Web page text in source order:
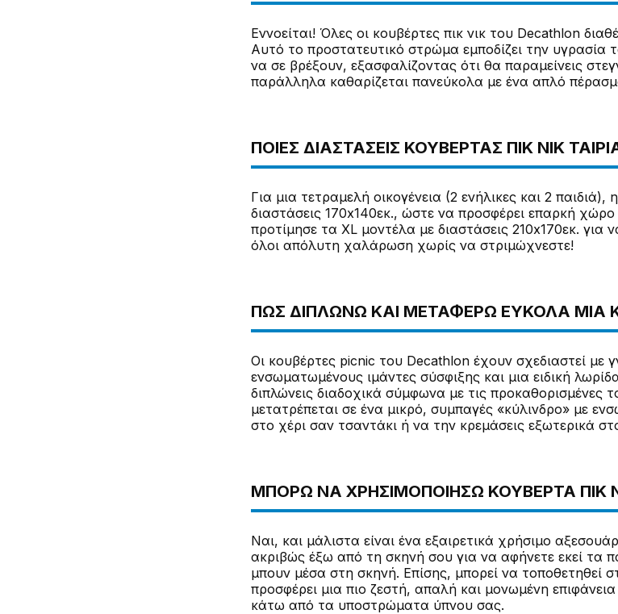
Εννοείται! Όλες οι κουβέρτες πικ νικ του Decathlon
Αυτό το προστατευτικό στρώμα εμποδίζει την
να σε βρέξουν, εξασφαλίζοντας ότι θα παραμείνεις
παράλληλα καθαρίζεται πανεύκολα με ένα απλό
ΠΟΙΕΣ ΔΙΑΣΤΆΣΕΙΣ ΚΟΥΒΈΡΤΑΣ ΠΙΚ ΝΙΚ
Για μια τετραμελή οικογένεια (2 ενήλικες και 2 παιδιά),
διαστάσεις 170x140εκ., ώστε να προσφέρει επαρκή
προτίμησε τα XL μοντέλα με διαστάσεις 210x170εκ.
όλοι απόλυτη χαλάρωση χωρίς να στριμώχνεστε!
ΠΏΣ ΔΙΠΛΏΝΩ ΚΑΙ ΜΕΤΑΦΈΡΩ ΕΎΚΟΛΑ ΜΙΑ
Οι κουβέρτες picnic του Decathlon έχουν σχεδιαστεί
ενσωματωμένους ιμάντες σύσφιξης και μια ειδική
διπλώνεις διαδοχικά σύμφωνα με τις προκαθορισμένες
μετατρέπεται σε ένα μικρό, συμπαγές «κύλινδρο» με
στο χέρι σαν τσαντάκι ή να την κρεμάσεις εξωτερικά
ΜΠΟΡΏ ΝΑ ΧΡΗΣΙΜΟΠΟΙΉΣΩ ΚΟΥΒΈΡΤΑ ΠΙΚ
Ναι, και μάλιστα είναι ένα εξαιρετικά χρήσιμο
ακριβώς έξω από τη σκηνή σου για να αφήνετε εκεί τα
μπουν μέσα στη σκηνή. Επίσης, μπορεί να τοποθετηθεί
προσφέρει μια πιο ζεστή, απαλή και μονωμένη
κάτω από τα υποστρώματα ύπνου σας.